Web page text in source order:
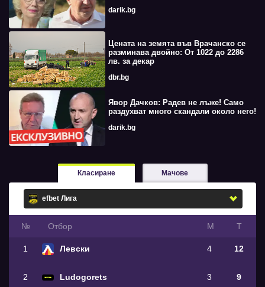
darik.bg
Цената на земята във Врачанско се
разминава двойно: От 1022 до 2286
лв. за декар
dbr.bg
Явор Дачков: Радев не лъже! Само
раздухват много скандали около него!
darik.bg
Класиране Мачове
№ Oтбор М Т
1 Левски 4 12
2 Ludogorets 3 9